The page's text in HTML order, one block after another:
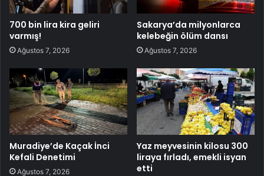
700 bin lira kira geliri
varmış!
Ağustos 7, 2026
Sakarya’da milyonlarca
kelebeğin ölüm dansı
Ağustos 7, 2026
Muradiye’de Kaçak İnci
Kefali Denetimi
Ağustos 7, 2026
Yaz meyvesinin kilosu 300
liraya fırladı, emekli isyan
etti